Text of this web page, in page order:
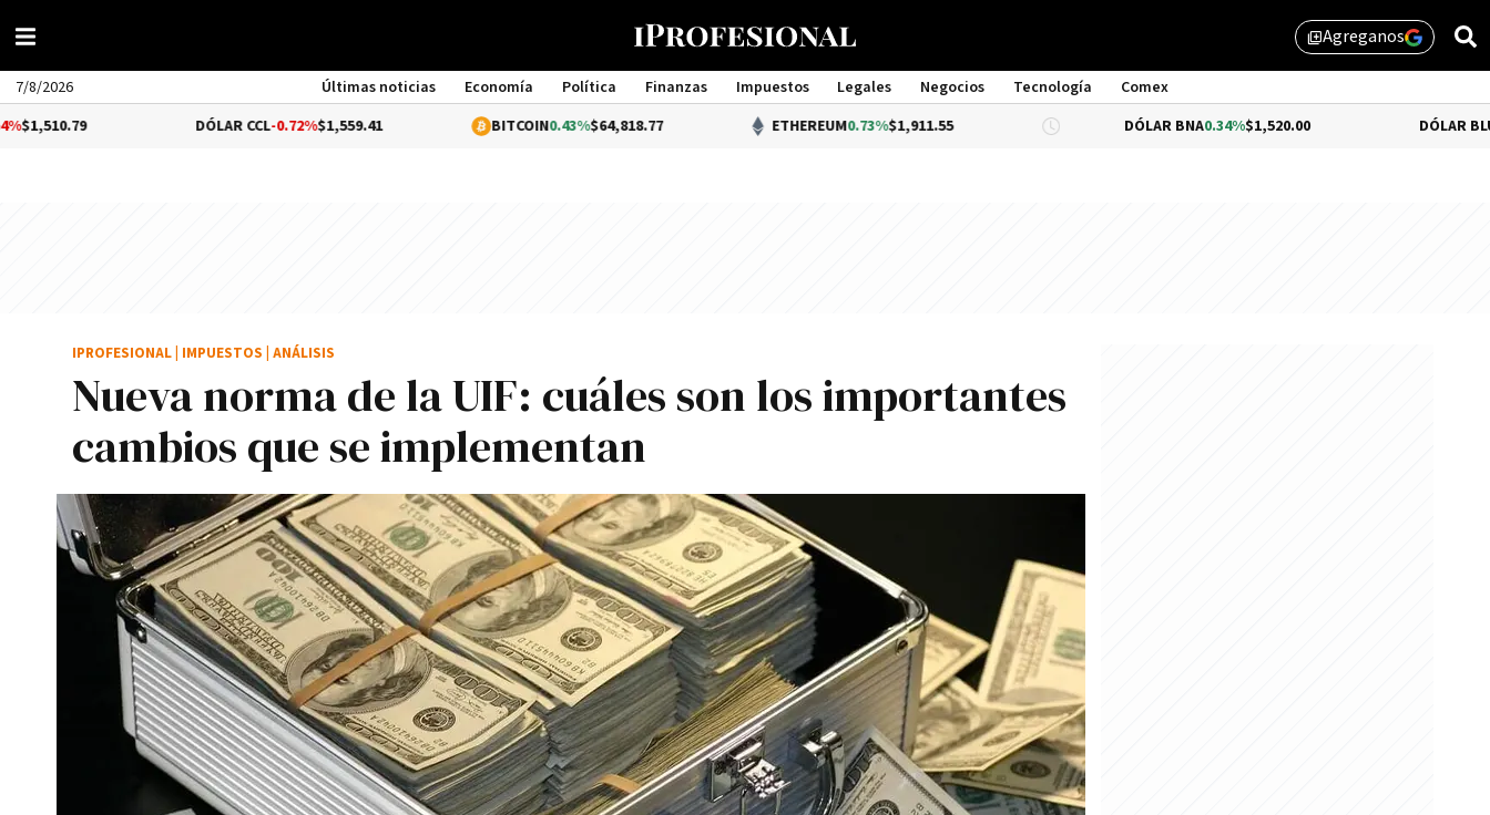
library_addAgreganos
7/8/2026 Últimas noticias Economía Política Finanzas Impuestos Legales Negocios Tecnología
Comex
Management
-0.72%$1,559.41 BITCOIN0.43%$64,818.77 ETHEREUM 0.73%$1,911.55 DÓLAR BNA0.34%$1,520.00 DÓLAR BLUE-0.33%
Nueva norma de la UIF: cuáles son los importantes
cambios que se implementan
IPROFESIONAL IMPUESTOS ANÁLISIS